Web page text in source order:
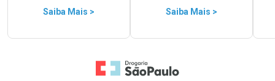
Saiba Mais > Saiba Mais >
Ir para a Home